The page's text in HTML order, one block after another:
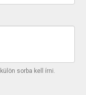
sorba kell írni.